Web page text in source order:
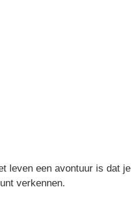
leven een avontuur is dat je
verkennen.